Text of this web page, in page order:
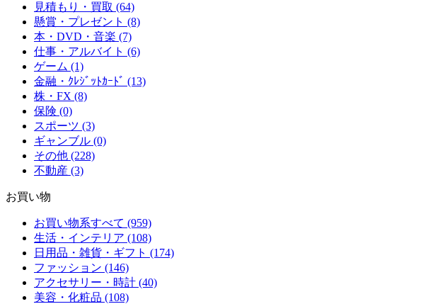
見積もり・買取 (64)
懸賞・プレゼント (8)
本・DVD・音楽 (7)
仕事・アルバイト (6)
ゲーム (1)
金融・ｸﾚｼﾞｯﾄｶｰﾄﾞ (13)
株・FX (8)
保険 (0)
スポーツ (3)
ギャンブル (0)
その他 (228)
不動産 (3)
お買い物
お買い物系すべて (959)
生活・インテリア (108)
日用品・雑貨・ギフト (174)
ファッション (146)
アクセサリー・時計 (40)
美容・化粧品 (108)